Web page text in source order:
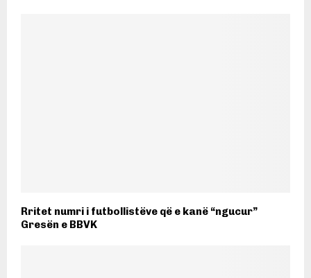
Rritet numri i futbollistëve që e kanë “ngucur”
Gresën e BBVK